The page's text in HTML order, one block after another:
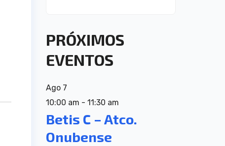
PRÓXIMOS
EVENTOS
Ago 7
10:00 am - 11:30 am
Betis C – Atco.
Onubense